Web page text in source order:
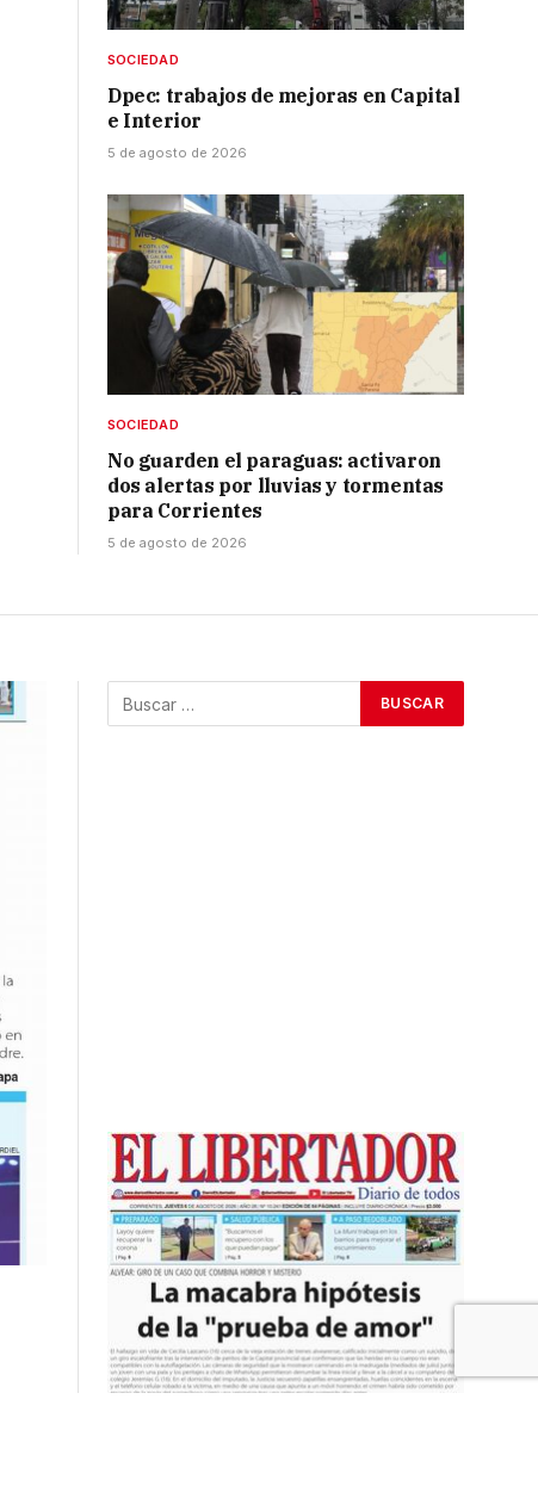
SOCIEDAD
Dpec: trabajos de mejoras en Capital
e Interior
5 de agosto de 2026
SOCIEDAD
No guarden el paraguas: activaron
dos alertas por lluvias y tormentas
para Corrientes
5 de agosto de 2026